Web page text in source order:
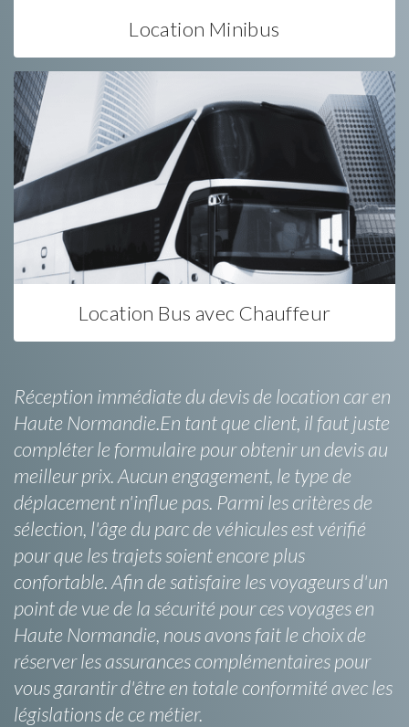
Location Minibus
Location Bus avec Chauffeur
Réception immédiate du devis de location car en
Haute Normandie.En tant que client, il faut juste
compléter le formulaire pour obtenir un devis au
meilleur prix. Aucun engagement, le type de
déplacement n'influe pas. Parmi les critères de
sélection, l'âge du parc de véhicules est vérifié
pour que les trajets soient encore plus
confortable. Afin de satisfaire les voyageurs d'un
point de vue de la sécurité pour ces voyages en
Haute Normandie, nous avons fait le choix de
réserver les assurances complémentaires pour
vous garantir d'être en totale conformité avec les
législations de ce métier.